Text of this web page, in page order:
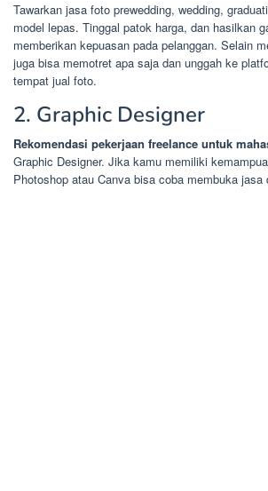
Tawarkan jasa foto prewedding, wedding,
model lepas. Tinggal patok harga, dan hasilkan
memberikan kepuasan pada pelanggan. Selain
juga bisa memotret apa saja dan unggah ke
tempat jual foto.
2. Graphic Designer
Rekomendasi pekerjaan freelance untuk
Graphic Designer. Jika kamu memiliki
Photoshop atau Canva bisa coba membuka jasa